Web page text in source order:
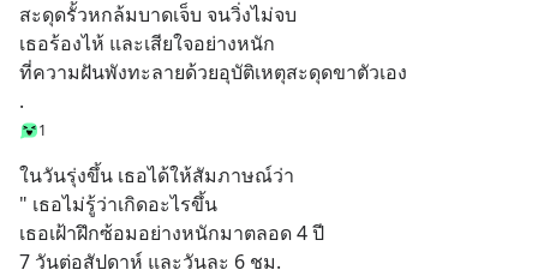
สะดุดรั้วหกล้มบาดเจ็บ จนวิ่งไม่จบ
เธอร้องไห้ และเสียใจอย่างหนัก
ที่ความฝันพังทะลายด้วยอุบัติเหตุสะดุดขาตัวเอง
.
1
ในวันรุ่งขึ้น เธอได้ให้สัมภาษณ์ว่า
" เธอไม่รู้ว่าเกิดอะไรขึ้น
เธอเฝ้าฝึกซ้อมอย่างหนักมาตลอด 4 ปี
7 วันต่อสัปดาห์ และวันละ 6 ชม.